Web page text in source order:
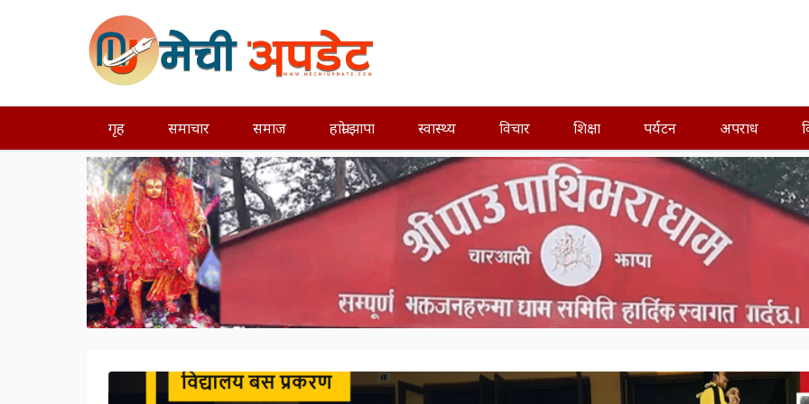
गृह समाचार समाज हाम्रो झापा स्वास्थ्य विचार शिक्षा पर्यटन अपराध